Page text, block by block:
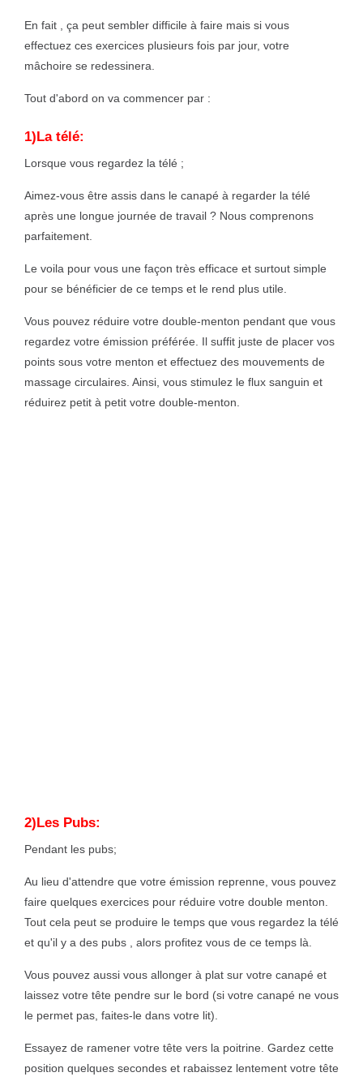
En fait , ça peut sembler difficile à faire mais si vous
effectuez ces exercices plusieurs fois par jour, votre
mâchoire se redessinera.
Tout d'abord on va commencer par :
1)La télé:
Lorsque vous regardez la télé ;
Aimez-vous être assis dans le canapé à regarder la télé
après une longue journée de travail ? Nous comprenons
parfaitement.
Le voila pour vous une façon très efficace et surtout simple
pour se bénéficier de ce temps et le rend plus utile.
Vous pouvez réduire votre double-menton pendant que vous
regardez votre émission préférée. Il suffit juste de placer vos
points sous votre menton et effectuez des mouvements de
massage circulaires. Ainsi, vous stimulez le flux sanguin et
réduirez petit à petit votre double-menton.
2)Les Pubs:
Pendant les pubs;
Au lieu d'attendre que votre émission reprenne, vous pouvez
faire quelques exercices pour réduire votre double menton.
Tout cela peut se produire le temps que vous regardez la télé
et qu'il y a des pubs , alors profitez vous de ce temps là.
Vous pouvez aussi vous allonger à plat sur votre canapé et
laissez votre tête pendre sur le bord (si votre canapé ne vous
le permet pas, faites-le dans votre lit).
Essayez de ramener votre tête vers la poitrine. Gardez cette
position quelques secondes et rabaissez lentement votre tête